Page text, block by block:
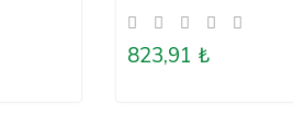
823,91 ₺